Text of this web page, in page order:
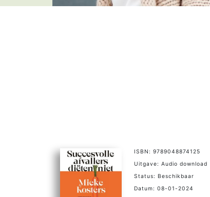
ISBN: 9789048874125
Uitgave: Audio download
Status: Beschikbaar
Datum: 08-01-2024